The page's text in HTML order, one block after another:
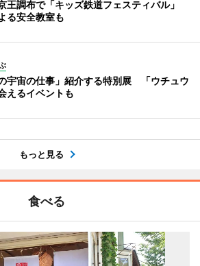
王調布で「キッズ鉄道フェスティバル」
る安全教室も
の宇宙の仕事」紹介する特別展 「ウチュウ
えるイベントも
もっと見る
食べる